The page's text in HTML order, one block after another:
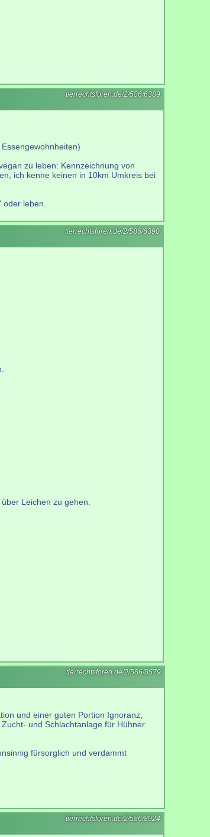
tierrechtsforen.de/2/586/6389
zu leben: Kennzeichnung von
ich kenne keinen in 10km Umkreis bei
leben.
tierrechtsforen.de/2/586/6390
Leichen zu gehen.
tierrechtsforen.de/2/586/8579
und einer guten Portion Ignoranz,
und Schlachtanlage für Hühner
fürsorglich und verdammt
tierrechtsforen.de/2/586/8924